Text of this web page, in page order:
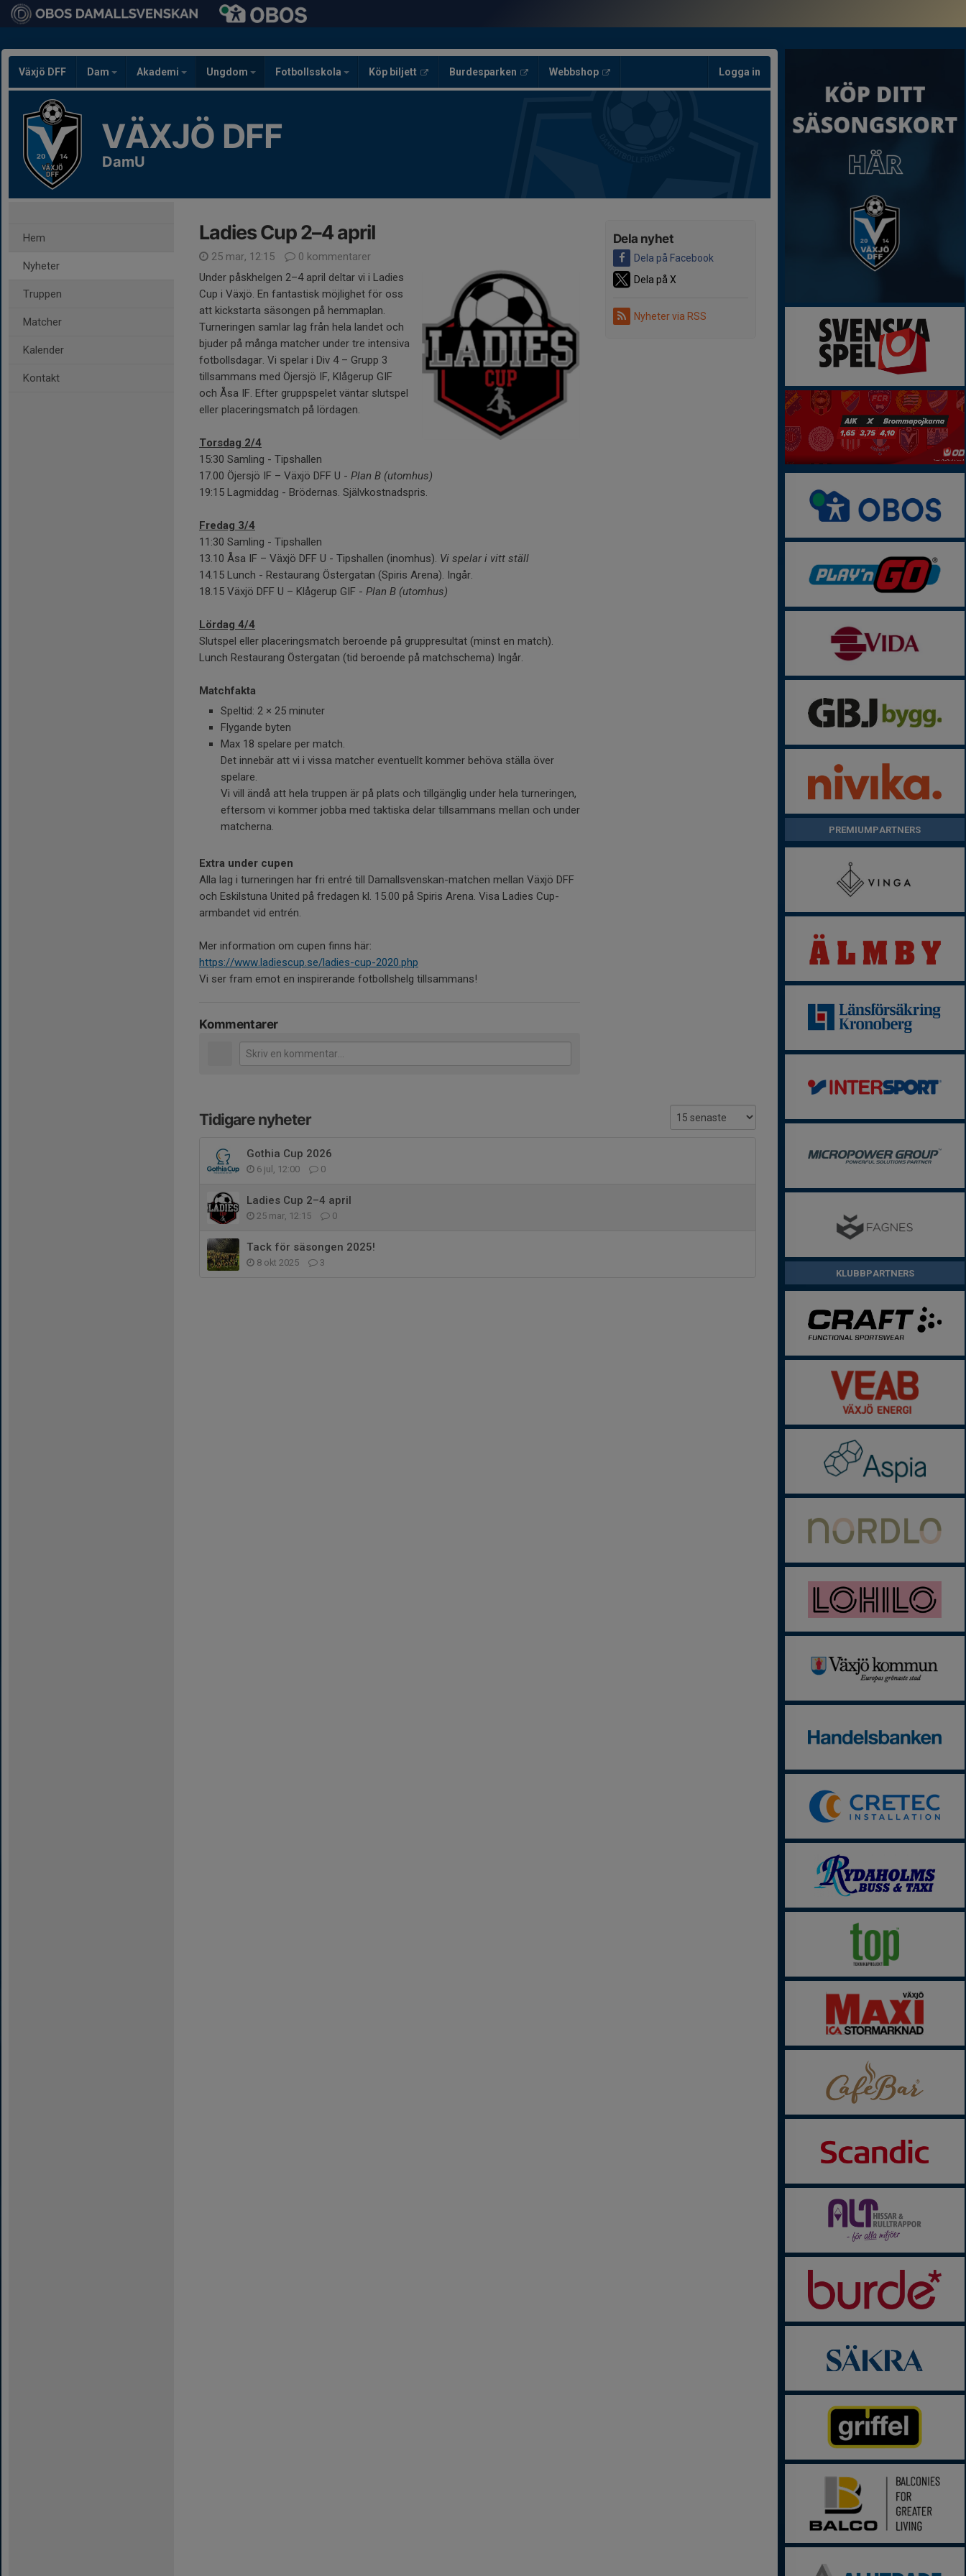
Växjö DFF Dam Akademi Ungdom Fotbollsskola Köp biljett Burdesparken Webbshop Logga in
VÄXJÖ DFF
DamU
Hem
Nyheter
Truppen
Matcher
Kalender
Kontakt
Dela nyhet
Dela på Facebook
Dela på X
Nyheter via RSS
Ladies Cup 2–4 april
25 mar, 12:15
0 kommentarer
Under påskhelgen 2–4 april deltar vi i Ladies
Cup i Växjö. En fantastisk möjlighet för oss
att kickstarta säsongen på hemmaplan.
Turneringen samlar lag från hela landet och
bjuder på många matcher under tre intensiva
fotbollsdagar. Vi spelar i Div 4 – Grupp 3
tillsammans med Öjersjö IF, Klågerup GIF
och Åsa IF. Efter gruppspelet väntar slutspel
eller placeringsmatch på lördagen.
Torsdag 2/4
15:30 Samling - Tipshallen
17.00 Öjersjö IF – Växjö DFF U - Plan B (utomhus)
19:15 Lagmiddag - Brödernas. Självkostnadspris.
Fredag 3/4
11:30 Samling - Tipshallen
13.10 Åsa IF – Växjö DFF U - Tipshallen (inomhus). Vi spelar i vitt ställ
14.15 Lunch - Restaurang Östergatan (Spiris Arena). Ingår.
18.15 Växjö DFF U – Klågerup GIF - Plan B (utomhus)
Lördag 4/4
Slutspel eller placeringsmatch beroende på gruppresultat (minst en match).
Lunch Restaurang Östergatan (tid beroende på matchschema) Ingår.
Matchfakta
Speltid: 2 × 25 minuter
Flygande byten
Max 18 spelare per match.
Det innebär att vi i vissa matcher eventuellt kommer behöva ställa över
spelare.
Vi vill ändå att hela truppen är på plats och tillgänglig under hela turneringen,
eftersom vi kommer jobba med taktiska delar tillsammans mellan och under
matcherna.
Extra under cupen
Alla lag i turneringen har fri entré till Damallsvenskan-matchen mellan Växjö DFF
och Eskilstuna United på fredagen kl. 15.00 på Spiris Arena. Visa Ladies Cup-
armbandet vid entrén.
Mer information om cupen finns här:
https://www.ladiescup.se/ladies-cup-2020.php
Vi ser fram emot en inspirerande fotbollshelg tillsammans!
Kommentarer
Tidigare nyheter
Gothia Cup 2026
6 jul, 12:00 0
Ladies Cup 2–4 april
25 mar, 12:15 0
Tack för säsongen 2025!
8 okt 2025 3
PREMIUMPARTNERS
KLUBBPARTNERS